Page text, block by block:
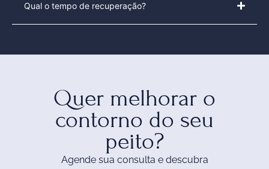
Qual o tempo de recuperação?
Quer melhorar o
contorno do seu
peito?
Agende sua consulta e descubra